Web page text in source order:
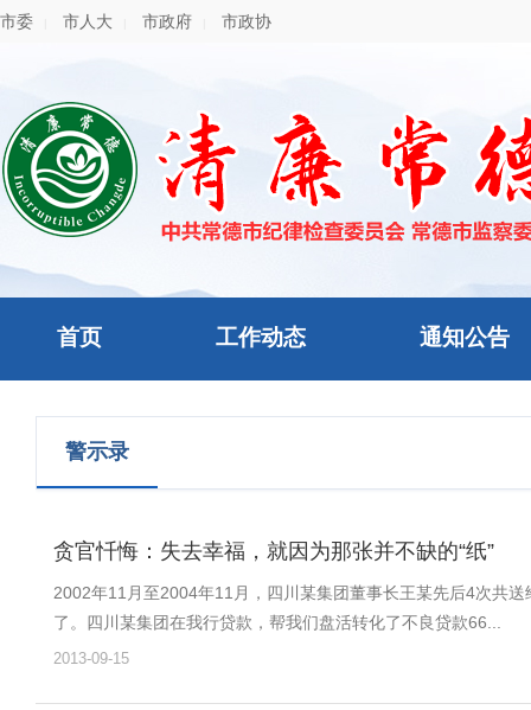
市委 市人大 市政府 市政协
首页 工作动态 通知公告
警示录
贪官忏悔：失去幸福，就因为那张并不缺的“纸”
2002年11月至2004年11月，四川某集团董事长王某先后4次共
了。四川某集团在我行贷款，帮我们盘活转化了不良贷款66...
2013-09-15